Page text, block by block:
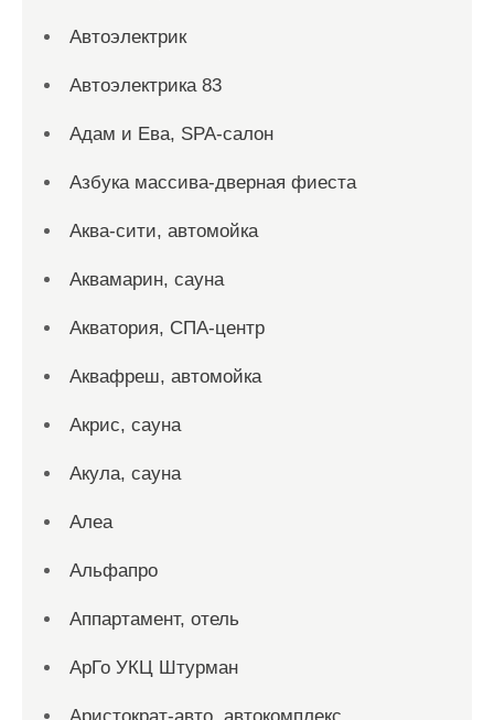
Автоэлектрик
Автоэлектрика 83
Адам и Ева, SPA-салон
Азбука массива-дверная фиеста
Аква-сити, автомойка
Аквамарин, сауна
Акватория, СПА-центр
Аквафреш, автомойка
Акрис, сауна
Акула, сауна
Алеа
Альфапро
Аппартамент, отель
АрГо УКЦ Штурман
Аристократ-авто, автокомплекс